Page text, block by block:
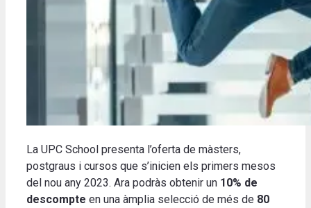
La UPC School presenta l’oferta de màsters,
postgraus i cursos que s’inicien els primers mesos
del nou any 2023. Ara podràs obtenir un 10% de
descompte en una àmplia selecció de més de 80